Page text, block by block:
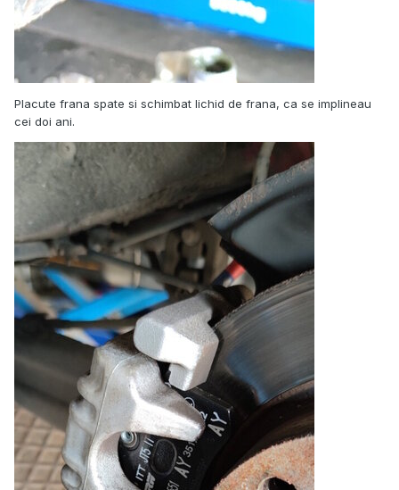
Placute frana spate si schimbat lichid de frana, ca se implineau
cei doi ani.